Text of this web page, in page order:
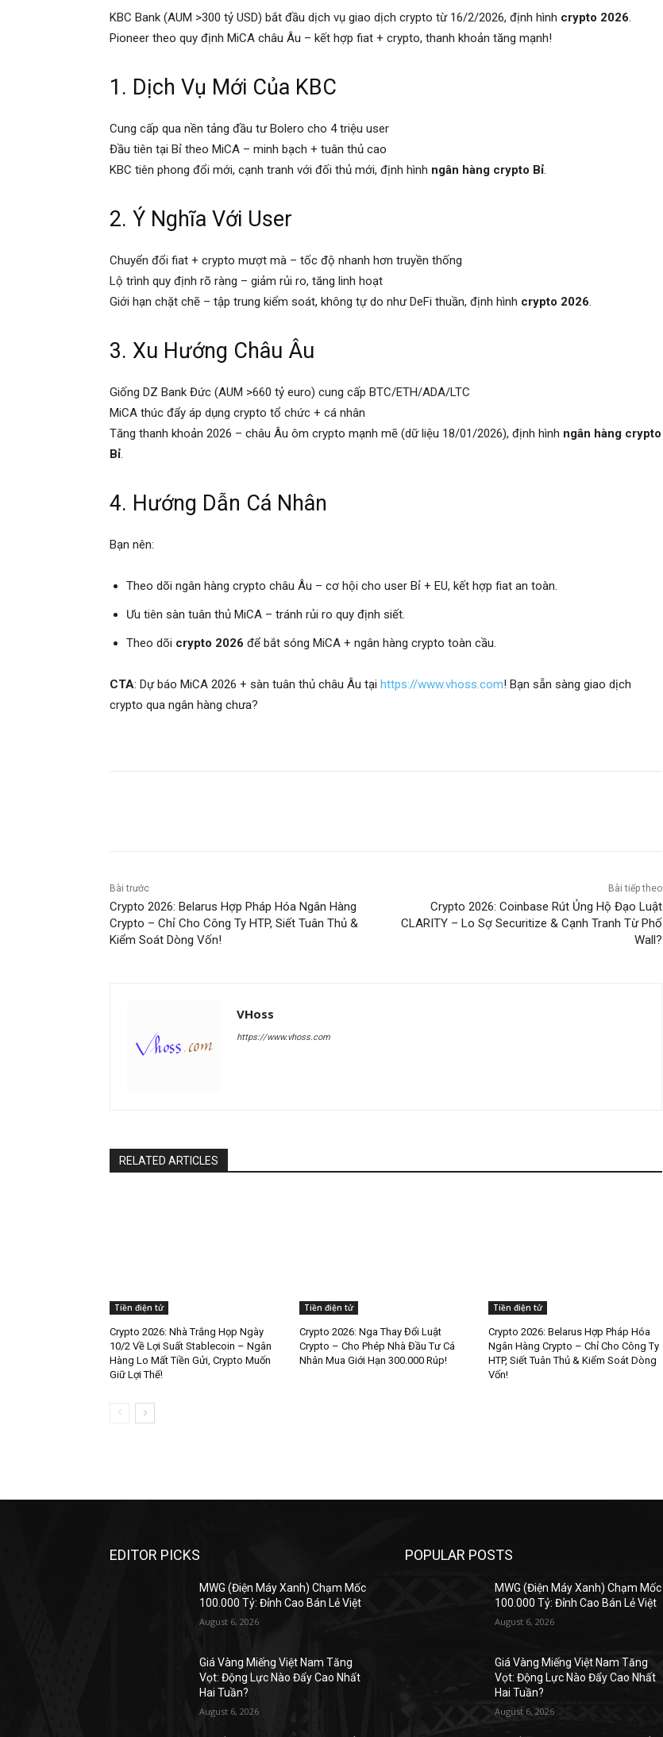
KBC Bank (AUM >300 tỷ USD) bắt đầu dịch vụ giao dịch crypto từ 16/2/2026, định hình crypto 2026.
Pioneer theo quy định MiCA châu Âu – kết hợp fiat + crypto, thanh khoản tăng mạnh!
1. Dịch Vụ Mới Của KBC
Cung cấp qua nền tảng đầu tư Bolero cho 4 triệu user
Đầu tiên tại Bỉ theo MiCA – minh bạch + tuân thủ cao
KBC tiên phong đổi mới, cạnh tranh với đối thủ mới, định hình ngân hàng crypto Bỉ.
2. Ý Nghĩa Với User
Chuyển đổi fiat + crypto mượt mà – tốc độ nhanh hơn truyền thống
Lộ trình quy định rõ ràng – giảm rủi ro, tăng linh hoạt
Giới hạn chặt chẽ – tập trung kiểm soát, không tự do như DeFi thuần, định hình crypto 2026.
3. Xu Hướng Châu Âu
Giống DZ Bank Đức (AUM >660 tỷ euro) cung cấp BTC/ETH/ADA/LTC
MiCA thúc đẩy áp dụng crypto tổ chức + cá nhân
Tăng thanh khoản 2026 – châu Âu ôm crypto mạnh mẽ (dữ liệu 18/01/2026), định hình ngân hàng crypto
Bỉ.
4. Hướng Dẫn Cá Nhân
Bạn nên:
Theo dõi ngân hàng crypto châu Âu – cơ hội cho user Bỉ + EU, kết hợp fiat an toàn.
Ưu tiên sàn tuân thủ MiCA – tránh rủi ro quy định siết.
Theo dõi crypto 2026 để bắt sóng MiCA + ngân hàng crypto toàn cầu.
CTA: Dự báo MiCA 2026 + sàn tuân thủ châu Âu tại https://www.vhoss.com! Bạn sẵn sàng giao dịch
crypto qua ngân hàng chưa?
Bài trước
Crypto 2026: Belarus Hợp Pháp Hóa Ngân Hàng
Crypto – Chỉ Cho Công Ty HTP, Siết Tuân Thủ &
Kiểm Soát Dòng Vốn!
Bài tiếp theo
Crypto 2026: Coinbase Rút Ủng Hộ Đạo Luật
CLARITY – Lo Sợ Securitize & Cạnh Tranh Từ Phố
Wall?
VHoss
https://www.vhoss.com
RELATED ARTICLES
Tiền điện tử
Crypto 2026: Nhà Trắng Họp Ngày
10/2 Về Lợi Suất Stablecoin – Ngân
Hàng Lo Mất Tiền Gửi, Crypto Muốn
Giữ Lợi Thế!
Tiền điện tử
Crypto 2026: Nga Thay Đổi Luật
Crypto – Cho Phép Nhà Đầu Tư Cá
Nhân Mua Giới Hạn 300.000 Rúp!
Tiền điện tử
Crypto 2026: Belarus Hợp Pháp Hóa
Ngân Hàng Crypto – Chỉ Cho Công Ty
HTP, Siết Tuân Thủ & Kiểm Soát Dòng
Vốn!
EDITOR PICKS
MWG (Điện Máy Xanh) Chạm Mốc
100.000 Tỷ: Đỉnh Cao Bán Lẻ Việt
August 6, 2026
Giá Vàng Miếng Việt Nam Tăng
Vọt: Động Lực Nào Đẩy Cao Nhất
Hai Tuần?
August 6, 2026
POPULAR POSTS
MWG (Điện Máy Xanh) Chạm Mốc
100.000 Tỷ: Đỉnh Cao Bán Lẻ Việt
August 6, 2026
Giá Vàng Miếng Việt Nam Tăng
Vọt: Động Lực Nào Đẩy Cao Nhất
Hai Tuần?
August 6, 2026